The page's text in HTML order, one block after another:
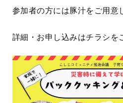
参加者の方には豚汁をご用意
詳細・お申し込みはチラシを